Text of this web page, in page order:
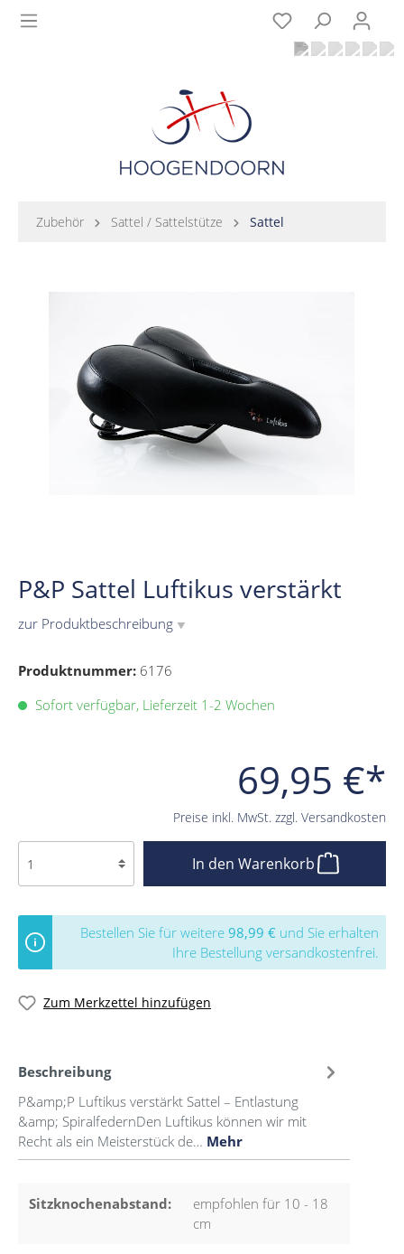
Zubehör Sattel / Sattelstütze Sattel
P&P Sattel Luftikus verstärkt
zur Produktbeschreibung ▼
Produktnummer: 6176
69,95 €*
Preise inkl. MwSt. zzgl. Versandkosten
Sofort verfügbar, Lieferzeit 1-2 Wochen
In den Warenkorb
Bestellen Sie für weitere 98,99 € und Sie erhalten
Ihre Bestellung versandkostenfrei.
Zum Merkzettel hinzufügen
Beschreibung
P&amp;P Luftikus verstärkt Sattel – Entlastung
&amp; SpiralfedernDen Luftikus können wir mit
Recht als ein Meisterstück de… Mehr
Sitzknochenabstand:
empfohlen für 10 - 18
cm